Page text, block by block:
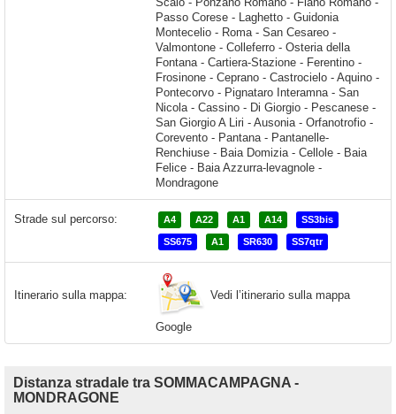
Strade sul percorso: A4 A22 A1 A14 SS3bis
SS675 A1 SR630 SS7qtr
Itinerario sulla mappa: Vedi l’itinerario sulla mappa
Google
Distanza stradale tra SOMMACAMPAGNA -
MONDRAGONE